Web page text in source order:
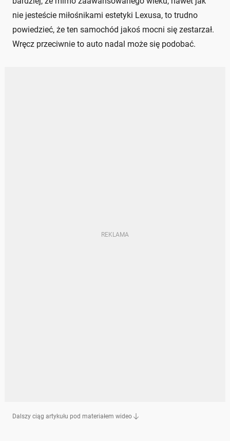
nie jesteście miłośnikami estetyki Lexusa, to trudno
powiedzieć, że ten samochód jakoś mocni się zestarzał.
Wręcz przeciwnie to auto nadal może się podobać.
Dalszy ciąg artykułu pod materiałem wideo